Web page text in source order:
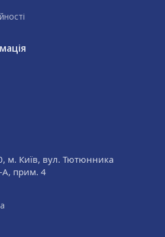
м. Київ, вул. Тютюнника
А, прим. 4